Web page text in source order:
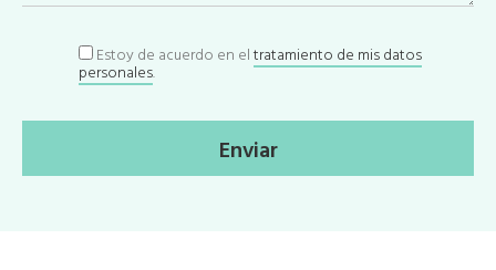
Estoy de acuerdo en eltratamiento de mis datos
personales.
Enviar